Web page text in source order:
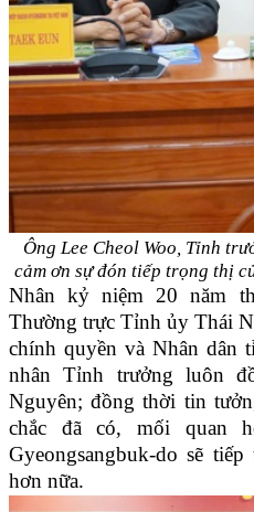
Ông Lee Cheol Woo, Tỉnh
cảm ơn sự đón tiếp trọng thị
Nhân kỷ niệm 20 năm
Thường trực Tỉnh ủy Thái
chính quyền và Nhân dân
nhân Tỉnh trưởng luôn
Nguyên; đồng thời tin
chắc đã có, mối quan
Gyeongsangbuk-do sẽ
hơn nữa.